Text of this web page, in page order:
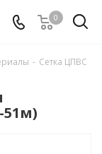
0
- Сетка ЦПВС
51м)